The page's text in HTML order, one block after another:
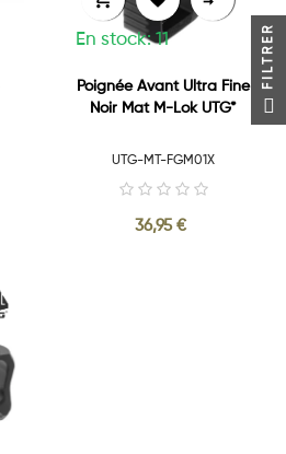
En stock: 11
Poignée Avant Ultra Fine
Noir Mat M-Lok UTG*
UTG-MT-FGM01X
36,95 €
FILTRER